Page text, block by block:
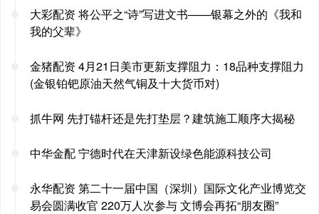
大彩配资 将公平之“诗”写进文书——银幕之外的《我和
我的父辈》
金猪配资 4月21日美市更新支撑阻力：18品种支撑阻力
(金银铂钯原油天然气铜及十大货币对)
抓牛网 先打锚杆还是先打垫层？建筑施工顺序大揭秘
中华金配 宁德时代在天津新设绿色能源科技公司
永华配资 第二十一届中国（深圳）国际文化产业博览交
易会圆满收官 220万人次参与 文博会再拓“朋友圈”